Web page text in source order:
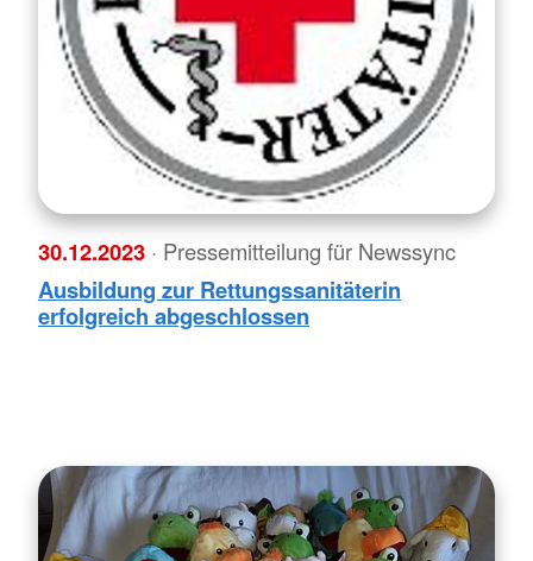
30.12.2023 · Pressemitteilung für Newssync
Ausbildung zur Rettungssanitäterin
erfolgreich abgeschlossen